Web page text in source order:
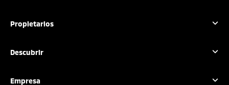
L200 GSR
Configura tu vehículo
Localiza un distribuidor
Propietarios
Acción preventiva
Mantenimiento
Descubrir
Filosofía
Empresa